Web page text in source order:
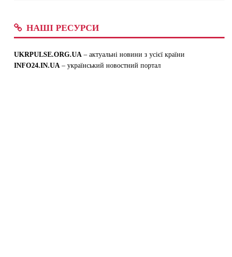
НАШІ РЕСУРСИ
UKRPULSE.ORG.UA – актуальні новини з усієї країни
INFO24.IN.UA – український новостний портал